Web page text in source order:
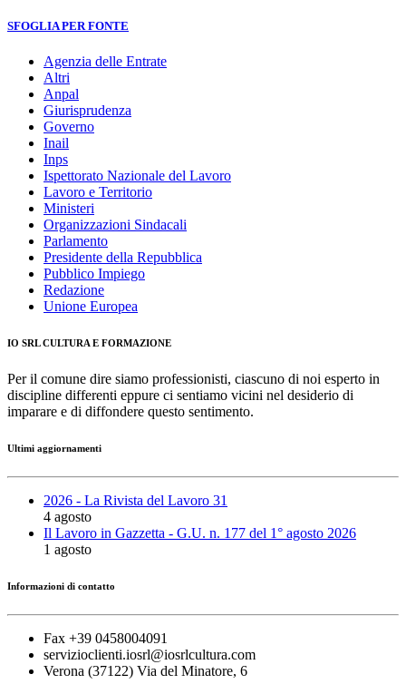
SFOGLIA PER FONTE
Agenzia delle Entrate
Altri
Anpal
Giurisprudenza
Governo
Inail
Inps
Ispettorato Nazionale del Lavoro
Lavoro e Territorio
Ministeri
Organizzazioni Sindacali
Parlamento
Presidente della Repubblica
Pubblico Impiego
Redazione
Unione Europea
IO SRL CULTURA E FORMAZIONE
Per il comune dire siamo professionisti, ciascuno di noi esperto in
discipline differenti eppure ci sentiamo vicini nel desiderio di
imparare e di diffondere questo sentimento.
Ultimi aggiornamenti
2026 - La Rivista del Lavoro 31
4 agosto
Il Lavoro in Gazzetta - G.U. n. 177 del 1° agosto 2026
1 agosto
Informazioni di contatto
Fax +39 0458004091
servizioclienti.iosrl@iosrlcultura.com
Verona (37122) Via del Minatore, 6